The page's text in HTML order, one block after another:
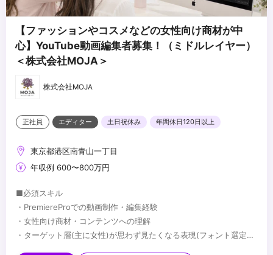
運用の仕組みに関する知識
【ファッションやコスメなどの女性向け商材が中
心】YouTube動画編集者募集！（ミドルレイヤー）
＜株式会社MOJA＞
株式会社MOJA
正社員 エディター 土日祝休み 年間休日120日以上
東京都港区南青山一丁目
年収例 600〜800万円
■必須スキル
・PremiereProでの動画制作・編集経験
・女性向け商材・コンテンツへの理解
・ターゲット層(主に女性)が思わず見たくなる表現(フォント選定・